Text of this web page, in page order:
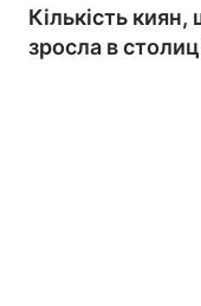
Кількість
зросла в